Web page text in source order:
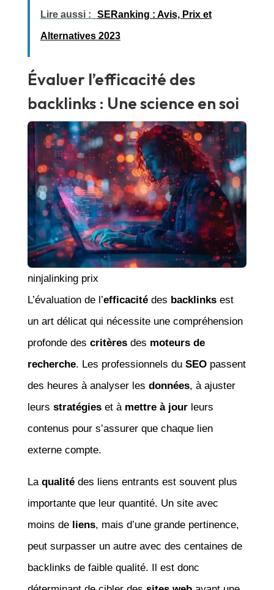
Lire aussi : SERanking : Avis, Prix et
Alternatives 2023
Évaluer l’efficacité des
backlinks : Une science en soi
ninjalinking prix
L’évaluation de l’efficacitédes backlinksest
un art délicat qui nécessite une compréhension
profonde des critèresdes moteurs de
recherche. Les professionnels du SEOpassent
des heures à analyser les données, à ajuster
leurs stratégieset à mettre à jourleurs
contenus pour s’assurer que chaque lien
externe compte.
La qualitédes liens entrants est souvent plus
importante que leur quantité. Un site avec
moins de liens, mais d’une grande pertinence,
peut surpasser un autre avec des centaines de
backlinks de faible qualité. Il est donc